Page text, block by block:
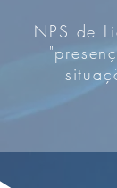
NPS de